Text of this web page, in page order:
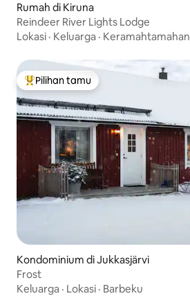
Rumah di Kiruna
Reindeer River Lights Lodge
Lokasi · Keluarga · Keramahtamahan
Pilihan tamu terpopuler
Pilihan tamu
Kondominium di Jukkasjärvi
Frost
Keluarga · Lokasi · Barbeku